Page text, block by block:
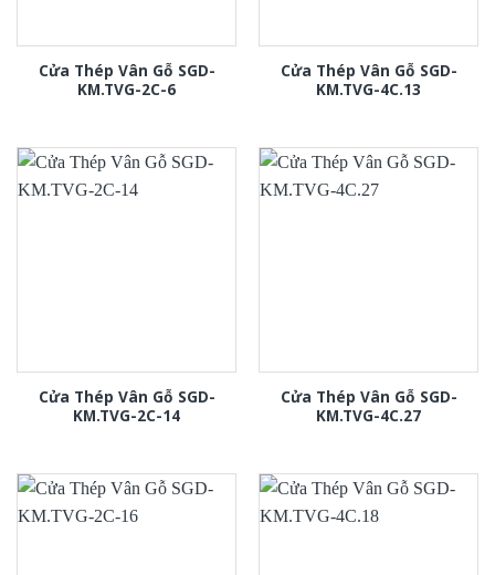
Cửa Thép Vân Gỗ SGD-
KM.TVG-2C-6
Cửa Thép Vân Gỗ SGD-
KM.TVG-4C.13
Cửa Thép Vân Gỗ SGD-
KM.TVG-2C-14
Cửa Thép Vân Gỗ SGD-
KM.TVG-4C.27